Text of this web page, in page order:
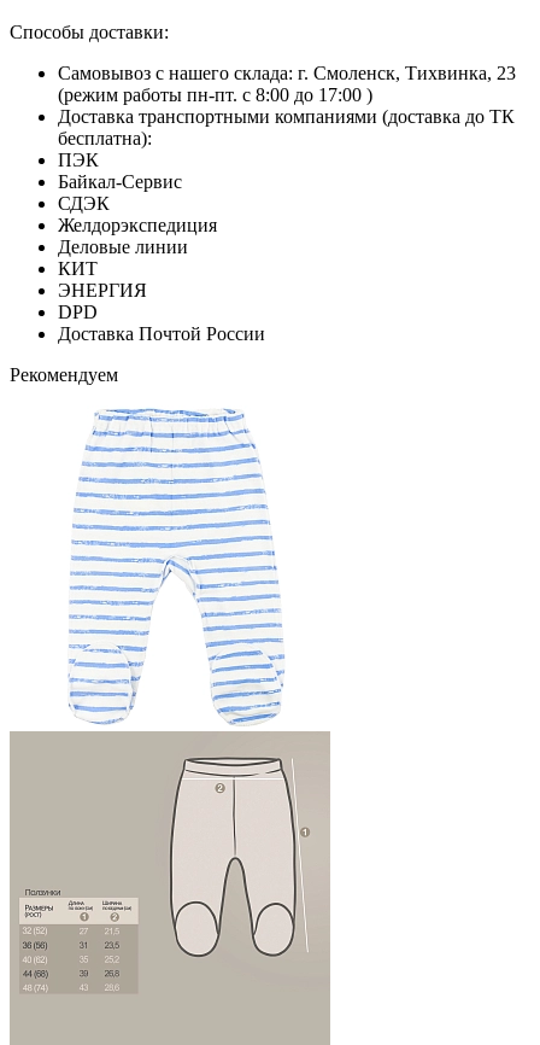
Способы доставки:
Самовывоз с нашего склада: г. Смоленск, Тихвинка, 23
(режим работы пн-пт. с 8:00 до 17:00 )
Доставка транспортными компаниями (доставка до ТК
бесплатна):
ПЭК
Байкал-Сервис
СДЭК
Желдорэкспедиция
Деловые линии
КИТ
ЭНЕРГИЯ
DPD
Доставка Почтой России
Рекомендуем